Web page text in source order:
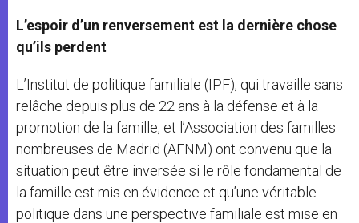
L’espoir d’un renversement est la dernière chose
qu’ils perdent
L’Institut de politique familiale (IPF), qui travaille sans
relâche depuis plus de 22 ans à la défense et à la
promotion de la famille, et l’Association des familles
nombreuses de Madrid (AFNM) ont convenu que la
situation peut être inversée si le rôle fondamental de
la famille est mis en évidence et qu’une véritable
politique dans une perspective familiale est mise en